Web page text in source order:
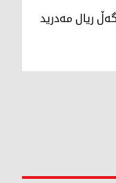
ریال مەدرید